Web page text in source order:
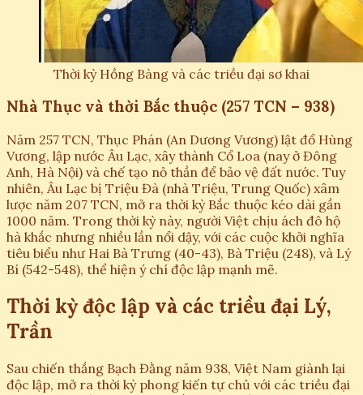
Thời kỳ Hồng Bàng và các triều đại sơ khai
Nhà Thục và thời Bắc thuộc (257 TCN – 938)
Năm 257 TCN, Thục Phán (An Dương Vương) lật đổ Hùng
Vương, lập nước Âu Lạc, xây thành Cổ Loa (nay ở Đông
Anh, Hà Nội) và chế tạo nỏ thần để bảo vệ đất nước. Tuy
nhiên, Âu Lạc bị Triệu Đà (nhà Triệu, Trung Quốc) xâm
lược năm 207 TCN, mở ra thời kỳ Bắc thuộc kéo dài gần
1000 năm. Trong thời kỳ này, người Việt chịu ách đô hộ
hà khắc nhưng nhiều lần nổi dậy, với các cuộc khởi nghĩa
tiêu biểu như Hai Bà Trưng (40-43), Bà Triệu (248), và Lý
Bí (542-548), thể hiện ý chí độc lập mạnh mẽ.
Thời kỳ độc lập và các triều đại Lý,
Trần
Sau chiến thắng Bạch Đằng năm 938, Việt Nam giành lại
độc lập, mở ra thời kỳ phong kiến tự chủ với các triều đại